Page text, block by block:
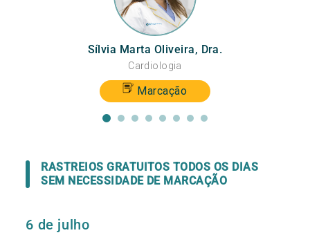
Sílvia Marta Oliveira, Dra.
Cardiologia
Marcação
RASTREIOS GRATUITOS TODOS OS DIAS
SEM NECESSIDADE DE MARCAÇÃO
6 de julho